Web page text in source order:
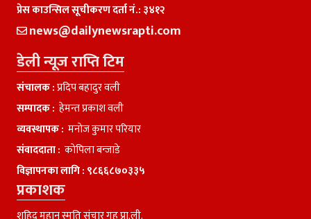
प्रेस काउन्सिल सूचीकरण दर्ता नं.: ३४१२
news@dailynewsrapti.com
डेली न्यूज राप्ति टिम
संचालक :प्रदिप बहादुर वली
सम्पादक : हेमन्त प्रकाश वली
व्यवस्थापक : मनाेज कुमार परियार
संवाददाता : काेपिला बन्जाडे
विज्ञापनका लागि : ९८६६८७०३३५
प्रकाशक